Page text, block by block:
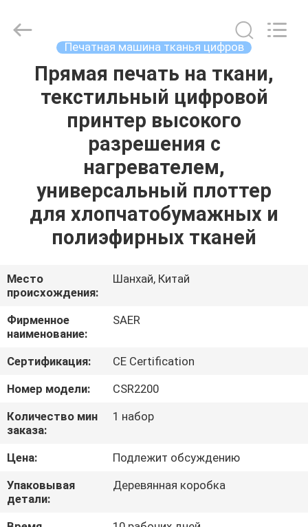
ГЛАВНАЯ
СТРАНИЦА
ПРОДУКЦИЯ
РОЛИКИ
КОМПАНИИ
НАША
ФАБРИКА
КОНТРОЛЬ
КАЧЕСТВА
КОНТАКТНЫЕ
ДАННЫЕ
НОВОСТИ
Supplier
Печатная машина тканья цифров
Прямая печать на ткани,
текстильный цифровой
принтер высокого
разрешения с
нагревателем,
универсальный плоттер
для хлопчатобумажных и
полиэфирных тканей
Место
происхождения:
Шанхай, Китай
Фирменное
наименование:
SAER
Сертификация:
CE Certification
Номер модели:
CSR2200
Количество мин
заказа:
1 набор
Цена:
Подлежит обсуждению
Упаковывая
детали:
Деревянная коробка